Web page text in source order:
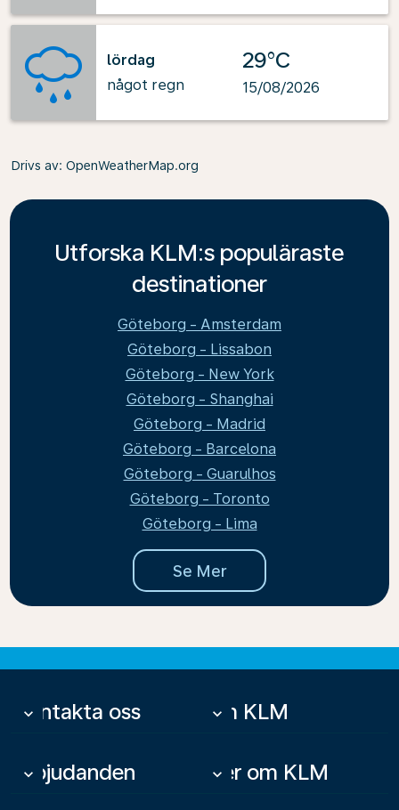
lördag
något regn
29°C
15/08/2026
Drivs av: OpenWeatherMap.org
Utforska KLM:s populäraste
destinationer
Göteborg - Amsterdam
Göteborg - Lissabon
Göteborg - New York
Göteborg - Shanghai
Göteborg - Madrid
Göteborg - Barcelona
Göteborg - Guarulhos
Göteborg - Toronto
Göteborg - Lima
Se Mer
Kontakta oss
keyboard_arrow_down Om KLM
keyboard_arrow_down
Erbjudanden
keyboard_arrow_down Mer om KLM
keyboard_arrow_down